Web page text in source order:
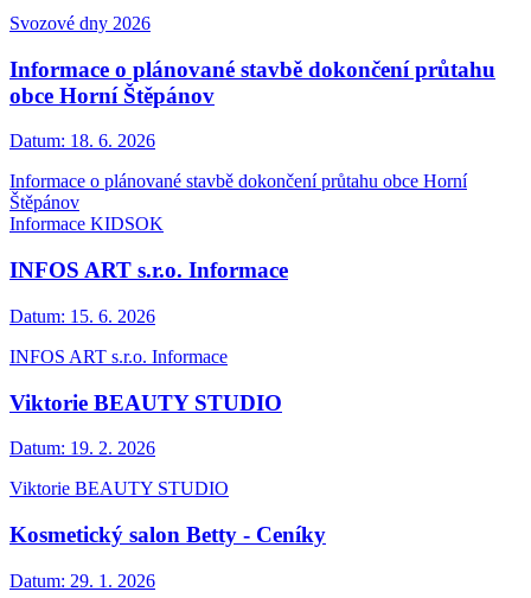
Svozové dny 2026
Informace o plánované stavbě dokončení průtahu
obce Horní Štěpánov
Datum: 18. 6. 2026
Informace o plánované stavbě dokončení průtahu obce Horní
Štěpánov
Informace KIDSOK
INFOS ART s.r.o. Informace
Datum: 15. 6. 2026
INFOS ART s.r.o. Informace
Viktorie BEAUTY STUDIO
Datum: 19. 2. 2026
Viktorie BEAUTY STUDIO
Kosmetický salon Betty - Ceníky
Datum: 29. 1. 2026